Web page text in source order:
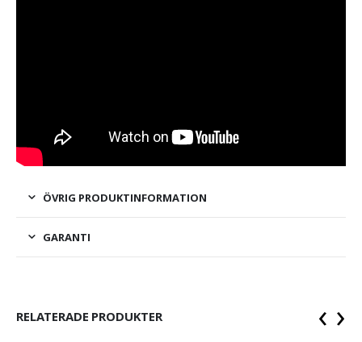
ÖVRIG PRODUKTINFORMATION
GARANTI
RELATERADE PRODUKTER ‹ ›